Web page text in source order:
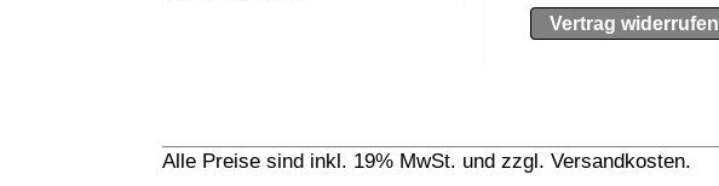
Vertrag widerrufen
Alle Preise sind inkl. 19% MwSt. und zzgl. Versandkosten.